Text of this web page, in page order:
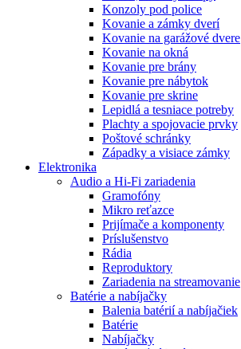
Konzoly pod police
Kovanie a zámky dverí
Kovanie na garážové dvere
Kovanie na okná
Kovanie pre brány
Kovanie pre nábytok
Kovanie pre skrine
Lepidlá a tesniace potreby
Plachty a spojovacie prvky
Poštové schránky
Západky a visiace zámky
Elektronika
Audio a Hi-Fi zariadenia
Gramofóny
Mikro reťazce
Prijímače a komponenty
Príslušenstvo
Rádia
Reproduktory
Zariadenia na streamovanie
Batérie a nabíjačky
Balenia batérií a nabíjačiek
Batérie
Nabíjačky